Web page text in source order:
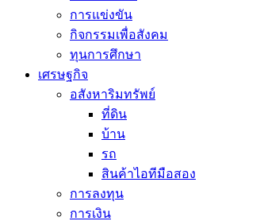
การแข่งขัน
กิจกรรมเพื่อสังคม
ทุนการศึกษา
เศรษฐกิจ
อสังหาริมทรัพย์
ที่ดิน
บ้าน
รถ
สินค้าไอทีมือสอง
การลงทุน
การเงิน